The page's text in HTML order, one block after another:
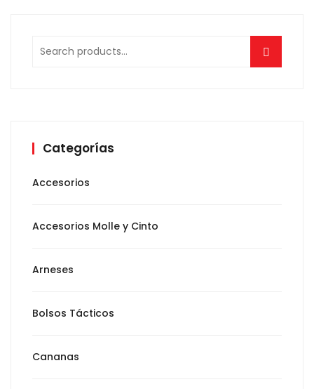
Search
for:
Categorías
Accesorios
Accesorios Molle y Cinto
Arneses
Bolsos Tácticos
Cananas